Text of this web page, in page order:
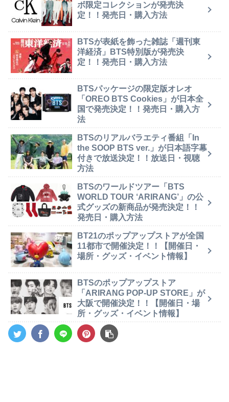
ボ限定コレクションが発売決
定！！発売日・購入方法
BTSが表紙を飾った雑誌「週刊東
洋経済」BTS特別版が発売決
定！！発売日・購入方法
BTSパッケージの限定版オレオ
「OREO BTS Cookies」が日本全
国で発売決定！！発売日・購入方
法
BTSのリアルバラエティ番組「In
the SOOP BTS ver.」が日本語字幕
付きで放送決定！！放送日・視聴
方法
BTSのワールドツアー「BTS
WORLD TOUR ‘ARIRANG’」の公
式グッズの新商品が発売決定！！
発売日・購入方法
BT21のポップアップストアが全国
11都市で開催決定！！【開催日・
場所・グッズ・イベント情報】
BTSのポップアップストア
「ARIRANG POP-UP STORE」が
大阪で開催決定！！【開催日・場
所・グッズ・イベント情報】